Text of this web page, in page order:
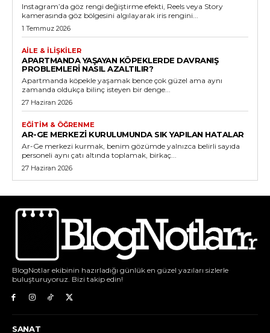
Instagram’da göz rengi değiştirme efekti, Reels veya Story
kamerasında göz bölgesini algılayarak iris rengini...
1 Temmuz 2026
AILE & İLIŞKILER
APARTMANDA YAŞAYAN KÖPEKLERDE DAVRANIŞ
PROBLEMLERI NASIL AZALTILIR?
Apartmanda köpekle yaşamak bence çok güzel ama aynı
zamanda oldukça bilinç isteyen bir denge...
27 Haziran 2026
EĞITIM & ÖĞRENME
AR-GE MERKEZI KURULUMUNDA SIK YAPILAN HATALAR
Ar-Ge merkezi kurmak, benim gözümde yalnızca belirli sayıda
personeli aynı çatı altında toplamak, birkaç...
27 Haziran 2026
BlogNotlar ekibinin hazırladığı günlük en güzel yazıları sizlerle
buluşturuyoruz. Bizi takip edin!
SANAT